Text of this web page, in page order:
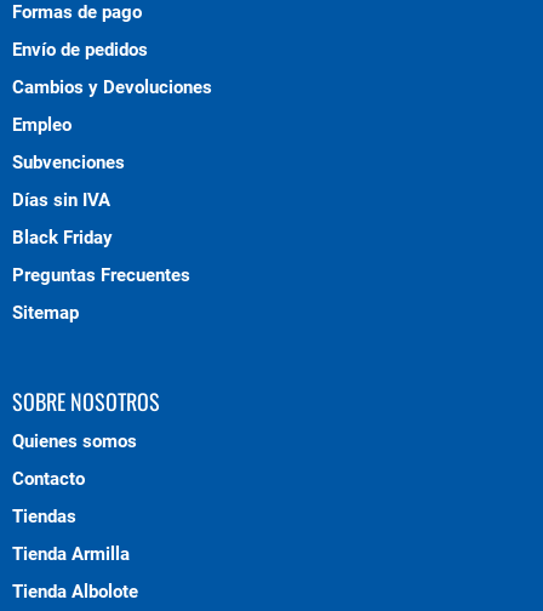
Formas de pago
Envío de pedidos
Cambios y Devoluciones
Empleo
Subvenciones
Días sin IVA
Black Friday
Preguntas Frecuentes
Sitemap
SOBRE NOSOTROS
Quienes somos
Contacto
Tiendas
Tienda Armilla
Tienda Albolote